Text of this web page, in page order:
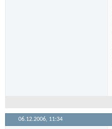
06.12.2006, 11:34